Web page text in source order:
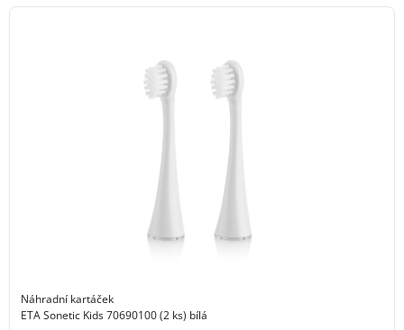
Náhradní kartáček
ETA Sonetic Kids 70690100 (2 ks) bílá